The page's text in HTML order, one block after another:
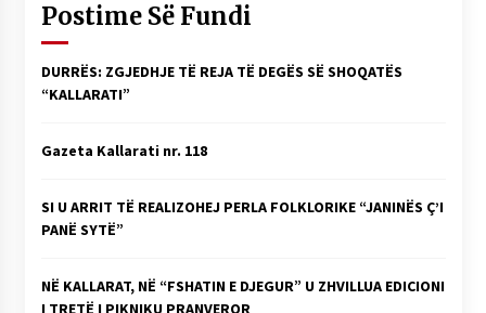
Gazeta Kallarati nr. 116
28/01/2026
Mbi kockat e martirëve ngrihet Atdheu
Gazeta Kallarati nr. 115
Faksimilet e një 83 vjetori lufte: Çfarë shkruan
04/10/2025
Postime Së Fundi
DURRËS: ZGJEDHJE TË REJA TË DEGËS SË SHOQATËS
“KALLARATI”
Gazeta Kallarati nr. 118
SI U ARRIT TË REALIZOHEJ PERLA FOLKLORIKE “JANINËS Ç’I
PANË SYTË”
NË KALLARAT, NË “FSHATIN E DJEGUR” U ZHVILLUA EDICIONI
I TRETË I PIKNIKU PRANVEROR